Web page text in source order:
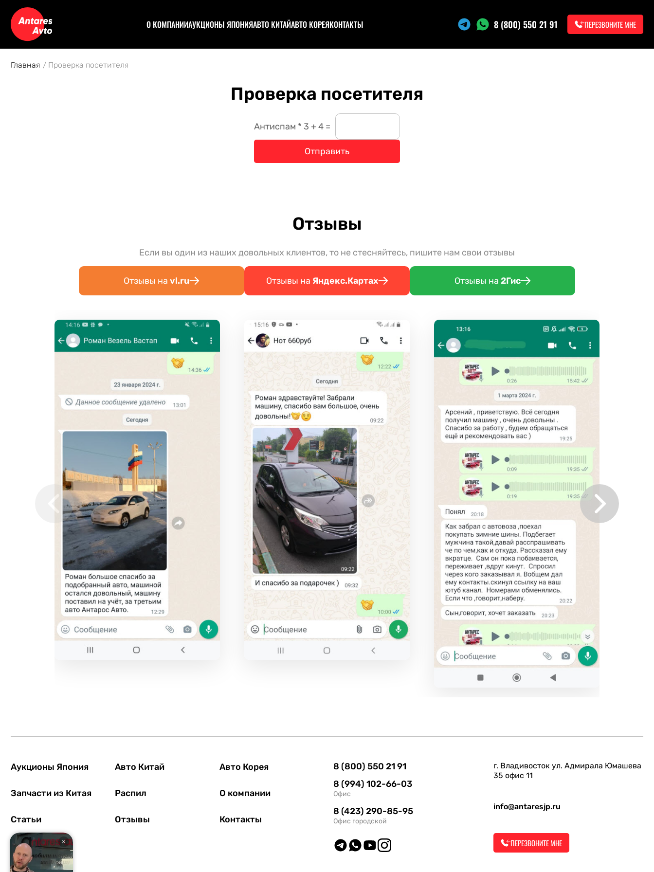
О КОМПАНИИАУКЦИОНЫ ЯПОНИЯ
Спецтехника
Авто под полную пошлину
АВТО КИТАЙАВТО КОРЕЯКОНТАКТЫ 8 (800) 550 21 91 ПЕРЕЗВОНИТЕ МНЕ
Главная Проверка посетителя
Проверка посетителя
Антиспам * 3 + 4 =
Отправить
Отзывы
Если вы один из наших довольных клиентов, то не стесняйтесь, пишите нам свои отзывы
Отзывы на vl.ru Отзывы на Яндекс.Картах Отзывы на 2Гис
Аукционы Япония Авто Китай Авто Корея
Запчасти из Китая Распил О компании
Статьи Отзывы Контакты
8 (800) 550 21 91
8 (994) 102-66-03
Офис
8 (423) 290-85-95
Офис городской
г. Владивосток ул. Адмирала Юмашева
35 офис 11
info@antaresjp.ru
ПЕРЕЗВОНИТЕ МНЕ